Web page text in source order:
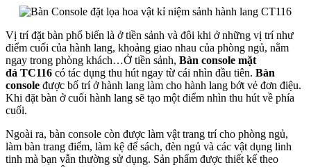
Vị trí đặt bàn phổ biến là ở tiền sảnh và đôi khi ở những vị trí như
điểm cuối của hành lang, khoảng giao nhau của phòng ngủ, nằm
ngay trong phòng khách…Ở tiền sảnh, Bàn console mặt
đá TC116 có tác dụng thu hút ngay từ cái nhìn đầu tiên. Bàn
console được bố trí ở hành lang làm cho hành lang bớt vẻ đơn điệu.
Khi đặt bàn ở cuối hành lang sẽ tạo một điểm nhìn thu hút về phía
cuối.
Ngoài ra, bàn console còn được làm vật trang trí cho phòng ngủ,
làm bàn trang điểm, làm kệ để sách, đèn ngủ và các vật dụng linh
tinh mà bạn vẫn thường sử dụng. Sản phẩm được thiết kế theo